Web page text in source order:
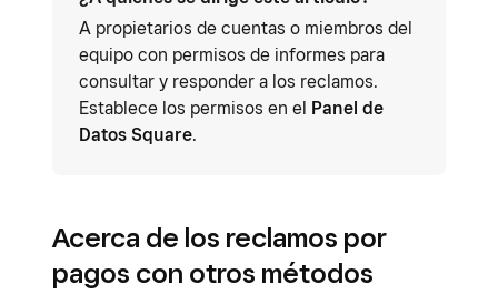
A propietarios de cuentas o miembros del
equipo con permisos de informes para
consultar y responder a los reclamos.
Establece los permisos en el Panel de
Datos Square.
Acerca de los reclamos por
pagos con otros métodos